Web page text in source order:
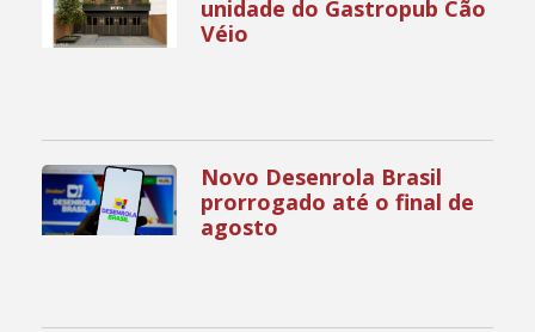
unidade do Gastropub Cão
Véio
Novo Desenrola Brasil
prorrogado até o final de
agosto